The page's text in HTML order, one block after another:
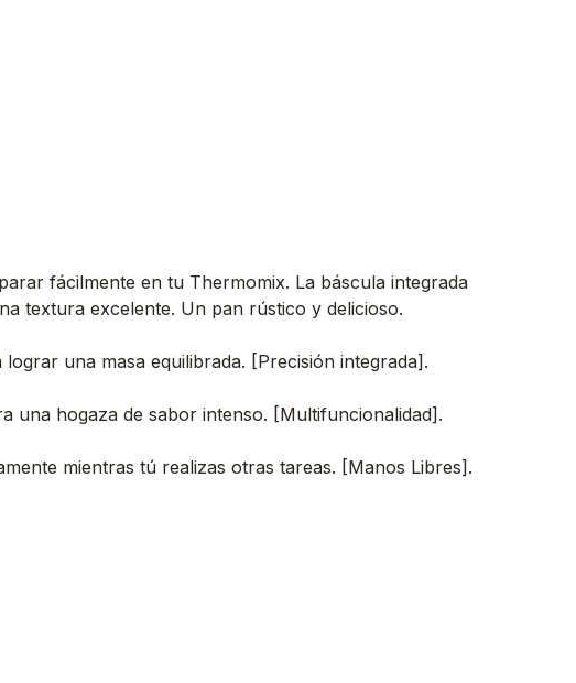
fácilmente en tu Thermomix. La báscula integrada
textura excelente. Un pan rústico y delicioso.
una masa equilibrada. [Precisión integrada].
una hogaza de sabor intenso. [Multifuncionalidad].
mientras tú realizas otras tareas. [Manos Libres].